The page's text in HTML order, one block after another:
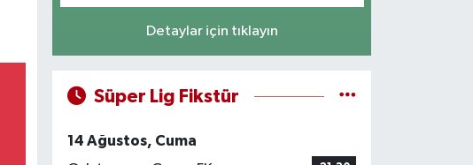
Detaylar için tıklayın
Süper Lig Fikstür
14 Ağustos, Cuma